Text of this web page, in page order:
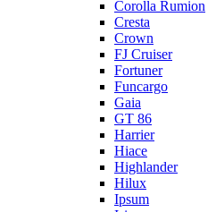
Corolla Rumion
Cresta
Crown
FJ Cruiser
Fortuner
Funcargo
Gaia
GT 86
Harrier
Hiace
Highlander
Hilux
Ipsum